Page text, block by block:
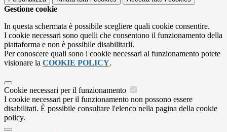
Gestione cookie
In questa schermata è possibile scegliere quali cookie consentire.
I cookie necessari sono quelli che consentono il funzionamento della
piattaforma e non è possibile disabilitarli.
Per conoscere quali sono i cookie necessari al funzionamento potete
visionare la COOKIE POLICY.
Cookie necessari per il funzionamento
I cookie necessari per il funzionamento non possono essere
disabilitati. È possibile consultare l'elenco nella pagina della cookie
policy.